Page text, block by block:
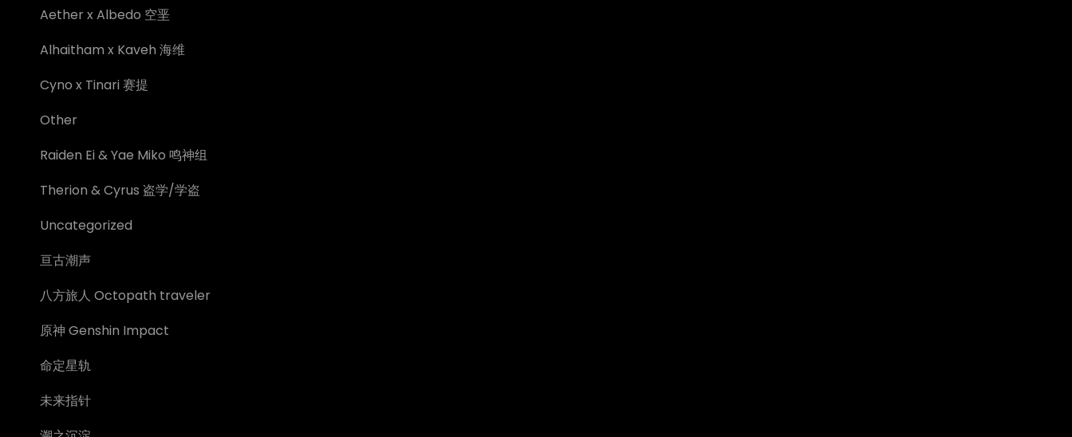
Aether x Albedo 空垩
Alhaitham x Kaveh 海维
Cyno x Tinari 赛提
Other
Raiden Ei & Yae Miko 鸣神组
Therion & Cyrus 盗学/学盗
Uncategorized
亘古潮声
八方旅人 Octopath traveler
原神 Genshin Impact
命定星轨
未来指针